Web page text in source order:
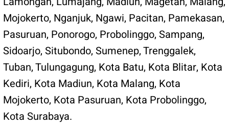
Mojokerto, Nganjuk, Ngawi, Pacitan, Pamekasan,
Pasuruan, Ponorogo, Probolinggo, Sampang,
Sidoarjo, Situbondo, Sumenep,Trenggalek,
Tuban,Tulungagung, Kota Batu, Kota Blitar, Kota
Kediri, Kota Madiun, Kota Malang, Kota
Mojokerto, Kota Pasuruan, Kota Probolinggo,
Kota Surabaya.